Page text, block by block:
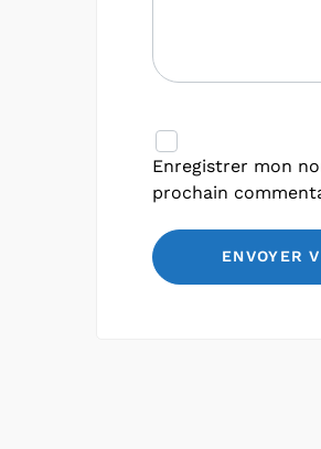
Enregistrer mon
prochain